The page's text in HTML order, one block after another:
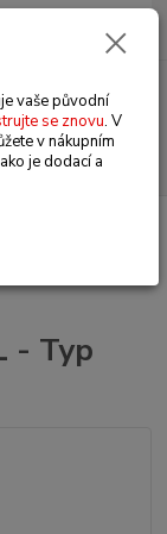
Menu
Hledat
0 Kč
- Typ
vaše původní
se znovu. V
v nákupním
je dodací a